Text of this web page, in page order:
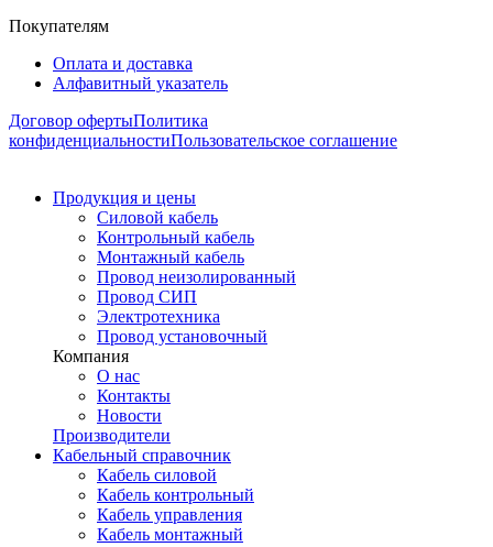
Покупателям
Оплата и доставка
Алфавитный указатель
Договор офертыПолитика
конфиденциальностиПользовательское соглашение
Продукция и цены
Силовой кабель
Контрольный кабель
Монтажный кабель
Провод неизолированный
Провод СИП
Электротехника
Провод установочный
Компания
О нас
Контакты
Новости
Производители
Кабельный справочник
Кабель силовой
Кабель контрольный
Кабель управления
Кабель монтажный